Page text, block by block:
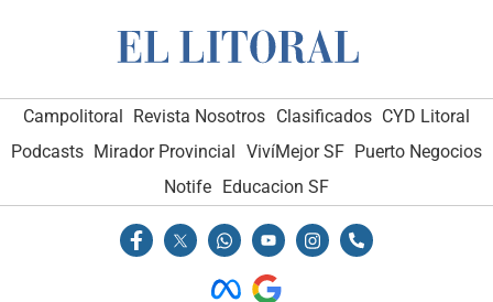
Campolitoral Revista Nosotros Clasificados CYD Litoral
Podcasts Mirador Provincial VivíMejor SF Puerto Negocios
Notife Educacion SF